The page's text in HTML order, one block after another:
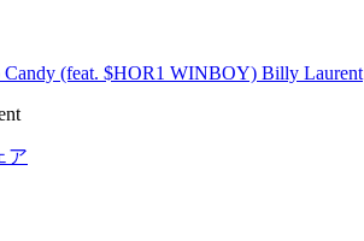
Candy (feat. $HOR1 WINBOY) Billy Laurent
ア